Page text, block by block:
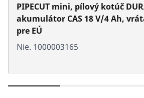
PIPECUT mini, pílový kotúč
akumulátor CAS 18 V/4 Ah,
pre EÚ
Nie. 1000003165